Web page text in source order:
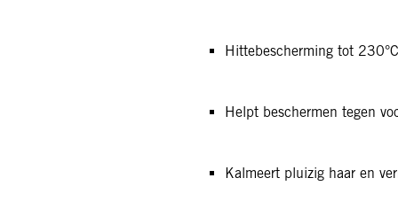
Hittebescherming tot
Helpt beschermen tegen
Kalmeert pluizig haar en